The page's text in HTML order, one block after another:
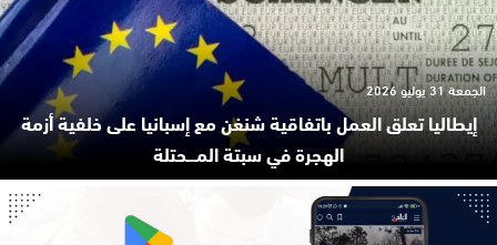
إيطاليا تعلق العمل باتفاقية شنغن مع إسبانيا على خلفية أزمة
الهجرة في سبتة المـ.ـحتلة
الجمعة 31 يوليو 2026